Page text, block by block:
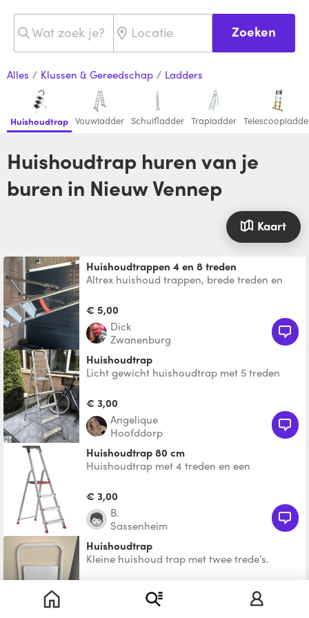
Zoeken
Alles / Klussen & Gereedschap / Ladders
Huishoudtrap Vouwladder Schuifladder Trapladder
Huishoudtrap huren van je
buren in Nieuw Vennep
Kaart
Huishoudtrappen 4 en 8 treden
Altrex huishoud trappen, brede treden en
belastbaar ook een
€ 5,00
Dick
Zwanenburg
Huishoudtrap
Licht gewicht huishoudtrap met 5 treden
€ 3,00
Angelique
Hoofddorp
huishoudtrap 80 cm
Huishoudtrap met 4 treden en een
gebruikt, maar technisch he
€ 3,00
B.
Sassenheim
Huishoudtrap
Kleine huishoud trap met twee trede’s.
Charmaine